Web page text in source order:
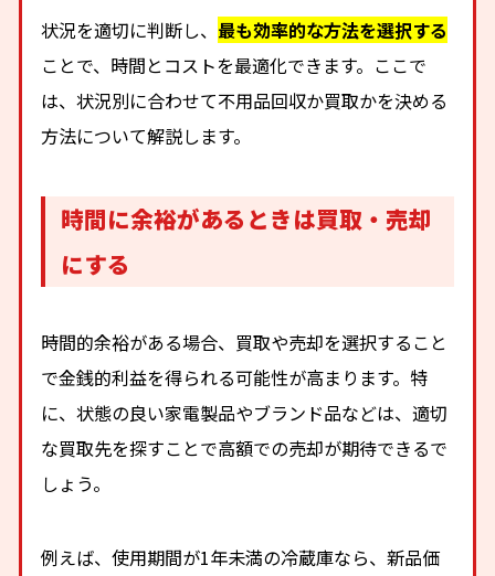
状況を適切に判断し、 最も効率的な方法を選択する
ことで、時間とコストを最適化できます。ここで
は、状況別に合わせて不用品回収か買取かを決める
方法について解説します。
時間に余裕があるときは買取・売却
にする
時間的余裕がある場合、買取や売却を選択すること
で金銭的利益を得られる可能性が高まります。特
に、状態の良い家電製品やブランド品などは、適切
な買取先を探すことで高額での売却が期待できるで
しょう。
例えば、使用期間が1年未満の冷蔵庫なら、新品価